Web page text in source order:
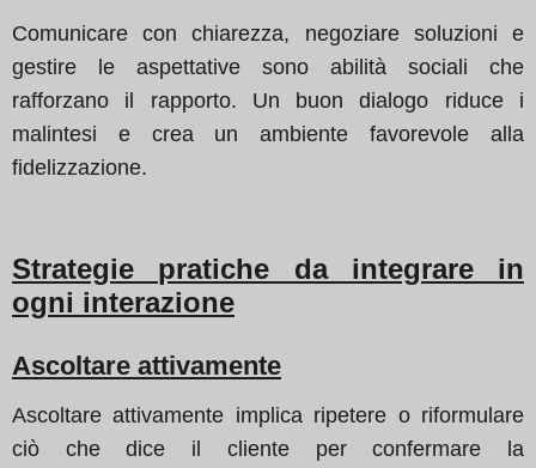
Comunicare con chiarezza, negoziare soluzioni e
gestire le aspettative sono abilità sociali che
rafforzano il rapporto. Un buon dialogo riduce i
malintesi e crea un ambiente favorevole alla
fidelizzazione.
Strategie pratiche da integrare in
ogni interazione
Ascoltare attivamente
Ascoltare attivamente implica ripetere o riformulare
ciò che dice il cliente per confermare la